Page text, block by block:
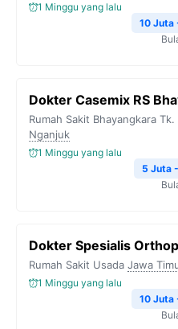
1 Minggu yang lalu
10 Juta
Dokter Casemix RS
Rumah Sakit Bhayangkara
Nganjuk
1 Minggu yang lalu
5 Juta
Dokter Spesialis
Rumah Sakit Usada Jawa
1 Minggu yang lalu
10 Juta